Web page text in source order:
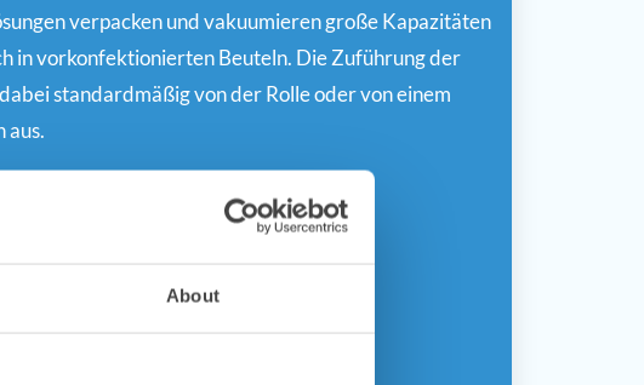
About
verpacken und vakuumieren große Kapazitäten
in vorkonfektionierten Beuteln. Die Zuführung der
standardmäßig von der Rolle oder von einem
aus.